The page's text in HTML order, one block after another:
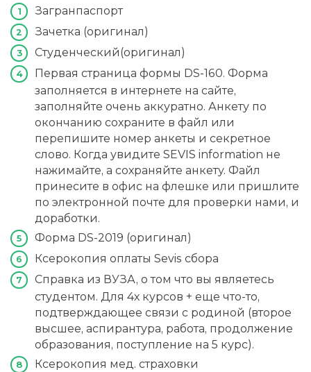
Загранпаспорт
Зачетка (оригинал)
Студенческий(оригинал)
Первая страница формы DS-160. Форма
заполняется в интернете на сайте,
заполняйте очень аккуратно. Анкету по
окончанию сохраните в файл или
перепишите номер анкеты и секретное
слово. Когда увидите SEVIS information не
нажимайте, а сохраняйте анкету. Файл
принесите в офис на флешке или пришлите
по электронной почте для проверки нами, и
доработки.
Форма DS-2019 (оригинал)
Ксерокопия оплаты Sevis сбора
Справка из ВУЗА, о том что вы являетесь
студентом. Для 4х курсов + еще что-то,
подтверждающее связи с родиной (второе
высшее, аспирантура, работа, продолжение
образования, поступление на 5 курс).
Ксерокопия мед. страховки